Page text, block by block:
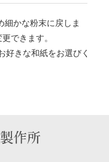
細かな粉末に戻しま
できます。
好きな和紙をお選びく